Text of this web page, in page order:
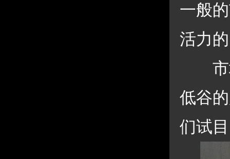
一般
活力
市场
低谷
们试